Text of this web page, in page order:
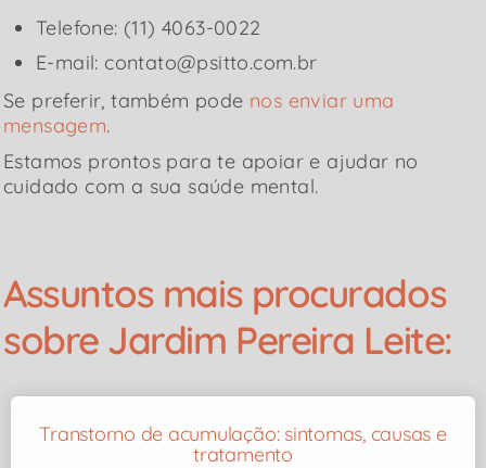
Telefone: (11) 4063-0022
E-mail: contato@psitto.com.br
Se preferir, também pode nos enviar uma
mensagem.
Estamos prontos para te apoiar e ajudar no
cuidado com a sua saúde mental.
Assuntos mais procurados
sobre Jardim Pereira Leite:
Transtorno de acumulação: sintomas, causas e
tratamento